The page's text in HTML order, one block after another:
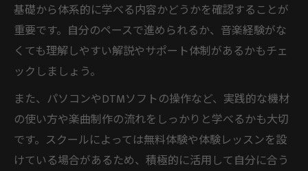
基礎から体系的に学べる内容かどうかを確認することが
重要です。自分のペースで進められるか、音楽経験がな
くても理解しやすい解説やサポート体制があるかもチェ
ックしましょう。
また、パソコンやDTMソフトの操作など、実践的な機材
の使い方や楽曲制作の流れをしっかりと学べるかも大切
です。スクールによっては無料体験や体験レッスンを設
けている場合があるため、積極的に活用して自分に合う